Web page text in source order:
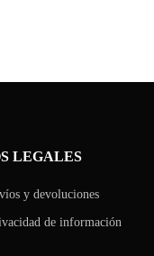
LEGALES
y devoluciones
de información